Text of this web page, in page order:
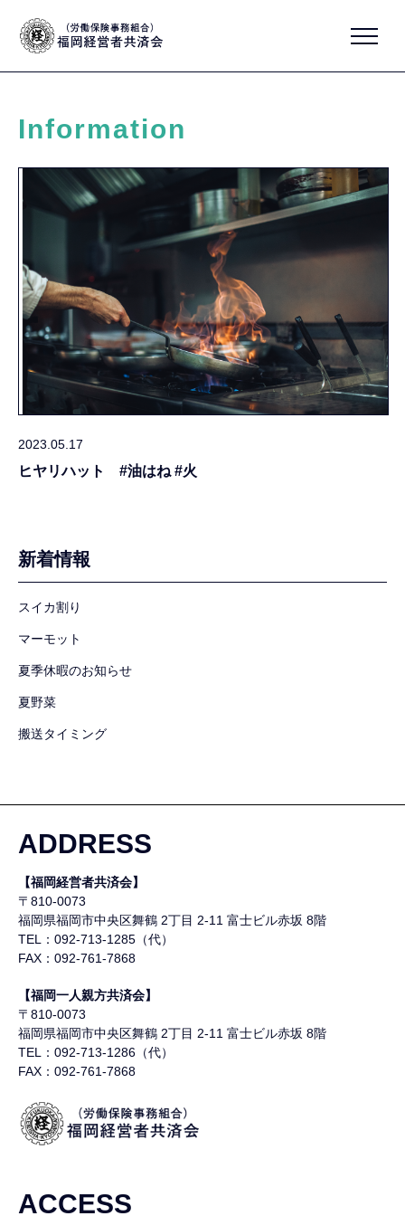
Information
2023.05.17
ヒヤリハット #油はね #火
新着情報
スイカ割り
マーモット
夏季休暇のお知らせ
夏野菜
搬送タイミング
ADDRESS
【福岡経営者共済会】
〒810-0073
福岡県福岡市中央区舞鶴 2丁目 2-11 富士ビル赤坂 8階
TEL：092-713-1285（代）
FAX：092-761-7868
【福岡一人親方共済会】
〒810-0073
福岡県福岡市中央区舞鶴 2丁目 2-11 富士ビル赤坂 8階
TEL：092-713-1286（代）
FAX：092-761-7868
ACCESS